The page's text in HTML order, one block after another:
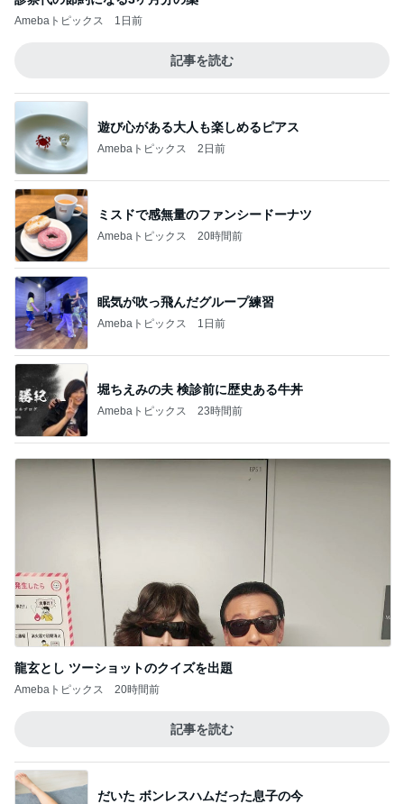
Amebaトピックス 1日前
記事を読む
遊び心がある大人も楽しめるピアス
Amebaトピックス 2日前
ミスドで感無量のファンシードーナツ
Amebaトピックス 20時間前
眠気が吹っ飛んだグループ練習
Amebaトピックス 1日前
堀ちえみの夫 検診前に歴史ある牛丼
Amebaトピックス 23時間前
龍玄とし ツーショットのクイズを出題
Amebaトピックス 20時間前
記事を読む
だいた ボンレスハムだった息子の今